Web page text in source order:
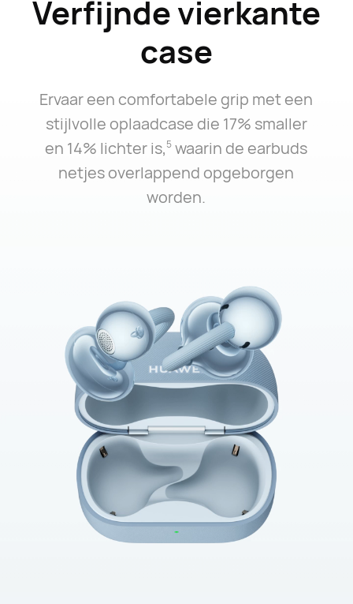
Verfijnde vierkante
case
Ervaar een comfortabele grip met een
stijlvolle oplaadcase die 17% smaller
en 14% lichter is,⁠5 waarin de earbuds
netjes overlappend opgeborgen
worden.